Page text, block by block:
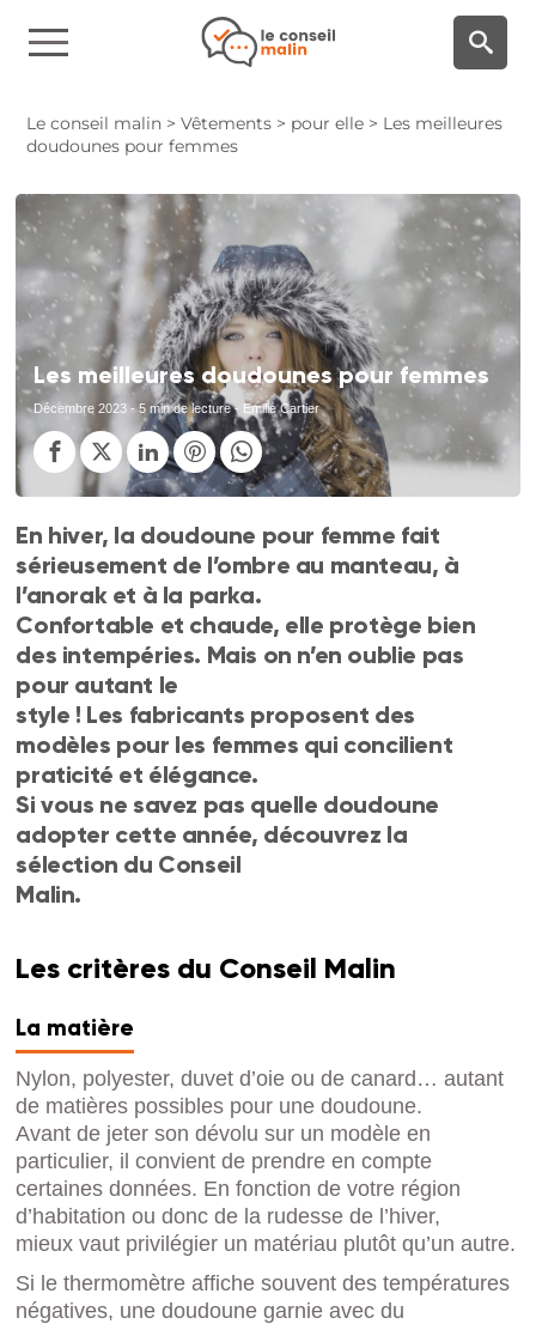
Le conseil malin >Vêtements > pour elle > Les meilleures
doudounes pour femmes
Les meilleures doudounes pour femmes
Décembre 2023 - 5 min de lecture - Emilie Cartier
En hiver, la doudoune pour femme fait
sérieusement de l’ombre au manteau, à
l’anorak et à la parka.
Confortable et chaude, elle protège bien
des intempéries. Mais on n’en oublie pas
pour autant le
style ! Les fabricants proposent des
modèles pour les femmes qui concilient
praticité et élégance.
Si vous ne savez pas quelle doudoune
adopter cette année, découvrez la
sélection du Conseil
Malin.
Les critères du Conseil Malin
La matière
Nylon, polyester, duvet d’oie ou de canard… autant
de matières possibles pour une doudoune.
Avant de jeter son dévolu sur un modèle en
particulier, il convient de prendre en compte
certaines données. En fonction de votre région
d’habitation ou donc de la rudesse de l’hiver,
mieux vaut privilégier un matériau plutôt qu’un autre.
Si le thermomètre affiche souvent des températures
négatives, une doudoune garnie avec du